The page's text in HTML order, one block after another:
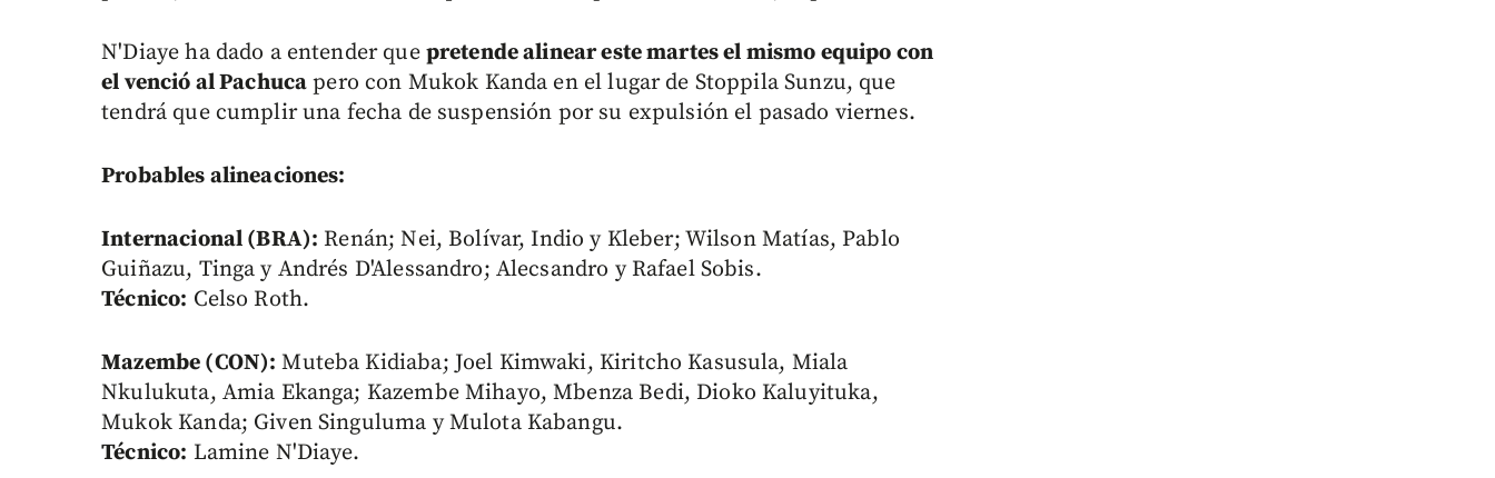
N'Diaye ha dado a entender que pretende alinear este martes el mismo equipo con
el venció al Pachuca pero con Mukok Kanda en el lugar de Stoppila Sunzu, que
tendrá que cumplir una fecha de suspensión por su expulsión el pasado viernes.
Probables alineaciones:
Internacional (BRA): Renán; Nei, Bolívar, Indio y Kleber; Wilson Matías, Pablo
Guiñazu, Tinga y Andrés D'Alessandro; Alecsandro y Rafael Sobis.
Técnico: Celso Roth.
Mazembe (CON): Muteba Kidiaba; Joel Kimwaki, Kiritcho Kasusula, Miala
Nkulukuta, Amia Ekanga; Kazembe Mihayo, Mbenza Bedi, Dioko Kaluyituka,
Mukok Kanda; Given Singuluma y Mulota Kabangu.
Técnico: Lamine N'Diaye.